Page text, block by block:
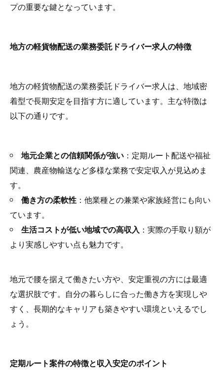
プの重要な鍵となっています。
地方の軽貨物配送の業務委託ドライバー求人の特徴
地方の軽貨物配送の業務委託ドライバー求人は、地域密
着型で長期安定を目指す方に適しています。主な特徴は
以下の通りです。
地元企業との信頼関係が強い：定期ルート配送や福祉
関連、農産物輸送など多様な業務で安定収入が見込めま
す。
働き方の柔軟性：他業種との兼業や家族経営にも向い
ています。
生活コストが低い地域での高収入 ：実際の手取り額が
より実感しやすい点も魅力です。
地元で腰を据えて働きたい方や、安定重視の方には最適
な選択肢です。自分の暮らしに合った働き方を実現しや
すく、長期的なキャリアも築きやすい環境といえるでし
ょう。
定期ルート案件の特徴と収入安定のポイント